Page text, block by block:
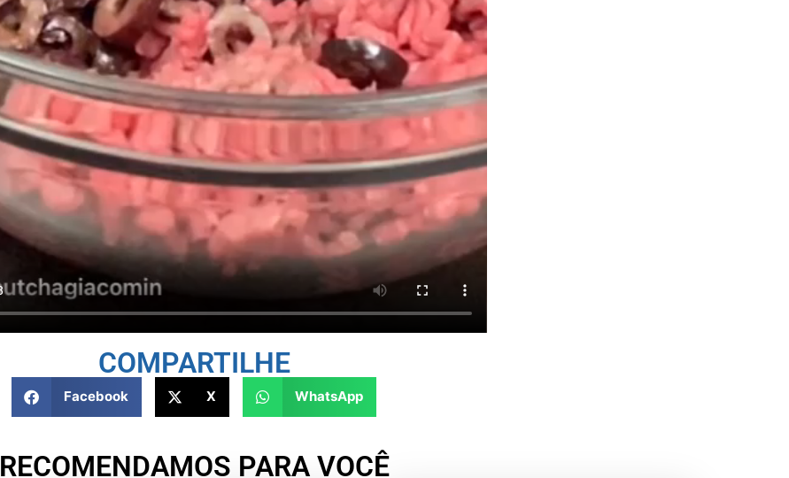
COMPARTILHE
Facebook X WhatsApp
RECOMENDAMOS PARA VOCÊ